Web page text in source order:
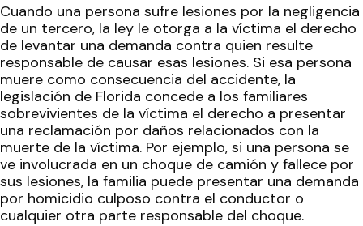
Cuando una persona sufre lesiones por la negligencia
de un tercero, la ley le otorga a la víctima el derecho
de levantar una demanda contra quien resulte
responsable de causar esas lesiones. Si esa persona
muere como consecuencia del accidente, la
legislación de Florida concede a los familiares
sobrevivientes de la víctima el derecho a presentar
una reclamación por daños relacionados con la
muerte de la víctima. Por ejemplo, si una persona se
ve involucrada en un choque de camión y fallece por
sus lesiones, la familia puede presentar una demanda
por homicidio culposo contra el conductor o
cualquier otra parte responsable del choque.